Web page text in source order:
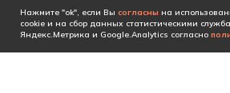
Нажмите "ok", если Вы согласны на
cookie и на сбор данных статистическими
Яндекс.Метрика и Google.Analytics согласно